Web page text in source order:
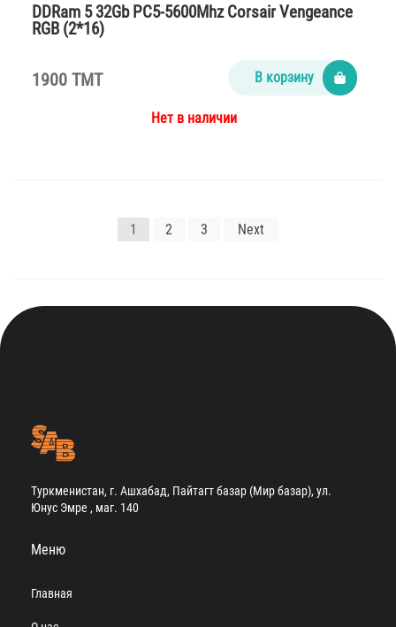
DDRam 5 32Gb PC5-5600Mhz Corsair Vengeance
RGB (2*16)
1900 TMT В корзину
Нет в наличии
1 2 3 Next
Туркменистан, г. Ашхабад, Пайтагт базар (Мир базар), ул.
Юнус Эмре , маг. 140
Меню
Главная